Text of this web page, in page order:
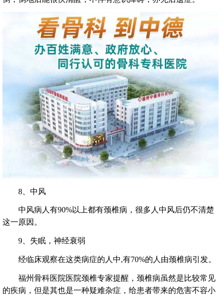
8、中风
中风病人有90%以上都有颈椎病，很多人中风后仍不清楚
这一原因。
9、失眠，神经衰弱
经临床观察在这类病症的人中,有70%的人由颈椎病引发。
福州骨科医院医院颈椎专家提醒，颈椎病虽然是比较常见
的疾病，但是其也是一种疑难杂症，给患者带来的危害不容小